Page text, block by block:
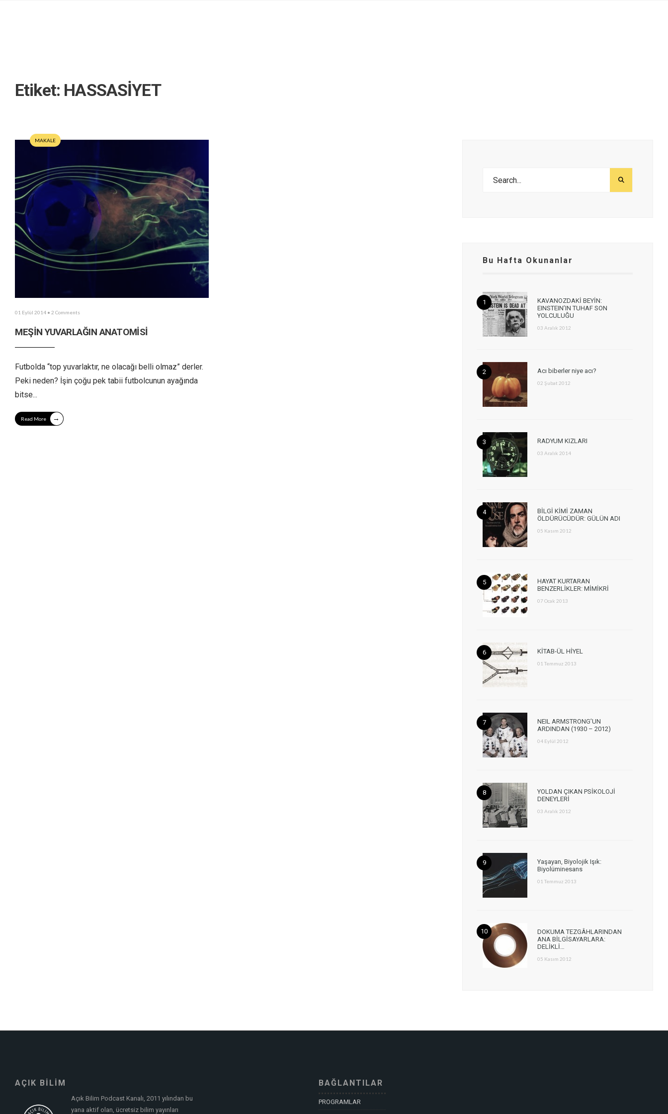
Etiket: HASSASİYET
MAKALE
01 Eylül 2014 • 2 Comments
MEŞİN YUVARLAĞIN ANATOMİSİ
Futbolda “top yuvarlaktır, ne olacağı belli olmaz” derler.
Peki neden? İşin çoğu pek tabii futbolcunun ayağında
bitse...
Read More →
Bu Hafta Okunanlar
KAVANOZDAKİ BEYİN:
EINSTEIN’IN TUHAF SON
YOLCULUĞU
03 Aralık 2012
Acı biberler niye acı?
02 Şubat 2012
RADYUM KIZLARI
03 Aralık 2014
BİLGİ KİMİ ZAMAN
ÖLDÜRÜCÜDÜR: GÜLÜN ADI
05 Kasım 2012
HAYAT KURTARAN
BENZERLİKLER: MİMİKRİ
07 Ocak 2013
KİTAB-ÜL HİYEL
01 Temmuz 2013
NEIL ARMSTRONG’UN
ARDINDAN (1930 – 2012)
04 Eylül 2012
YOLDAN ÇIKAN PSİKOLOJİ
DENEYLERİ
03 Aralık 2012
Yaşayan, Biyolojik Işık:
Biyolüminesans
01 Temmuz 2013
DOKUMA TEZGÂHLARINDAN
ANA BİLGİSAYARLARA:
DELİKLİ…
05 Kasım 2012
AÇIK BİLİM
Açık Bilim Podcast Kanalı, 2011 yılından bu
yana aktif olan, ücretsiz bilim yayınları
BAĞLANTILAR
PROGRAMLAR